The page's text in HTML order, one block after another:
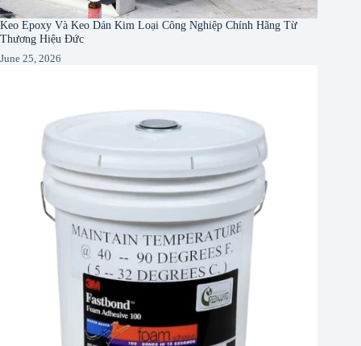
Keo Epoxy Và Keo Dán Kim Loại Công Nghiệp Chính Hãng Từ
Thương Hiệu Đức
June 25, 2026